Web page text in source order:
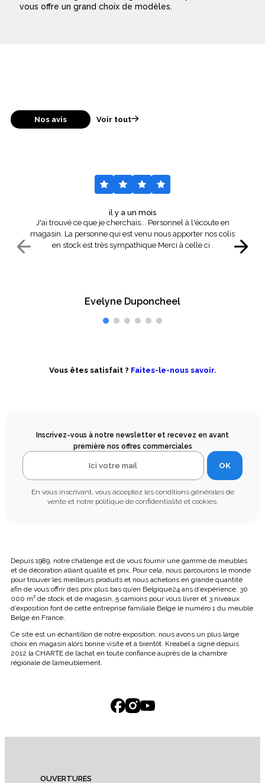
vous offre un grand choix de modèles.
Nos avis Voir tout
il y a un mois
J'ai trouvé ce que je cherchais... Personnel à l'écoute en
magasin. La personne qui est venu nous apporter nos colis
en stock est très sympathique Merci à celle ci .
Evelyne Duponcheel
Vous êtes satisfait ? Faites-le-nous savoir.
Inscrivez-vous à notre newsletter et recevez en avant
première nos offres commerciales
OK
En vous inscrivant, vous acceptez les conditions générales de
vente et notre politique de confidentialité et cookies.
Depuis 1989, notre challenge est de vous fournir une gamme de meubles
et de décoration alliant qualité et prix. Pour cela, nous parcourons le monde
pour trouver les meilleurs produits et nous achetons en grande quantité
afin de vous offrir des prix plus bas qu’en Belgique24 ans d’expérience, 30
000 m² de stock et de magasin, 5 camions pour vous livrer et 3 niveaux
d’exposition font de cette entreprise familiale Belge le numéro 1 du meuble
Belge en France.
Ce site est un échantillon de notre exposition, nous avons un plus large
choix en magasin alors bonne visite et à bientôt. Kreabel a signé depuis
2012 la CHARTE de l’achat en toute confiance auprès de la chambre
régionale de l’ameublement.
OUVERTURES